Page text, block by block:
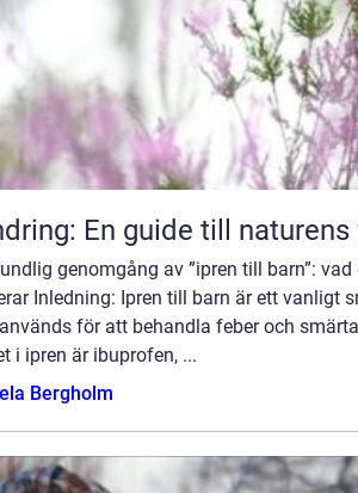
En guide till
genomgång av ”ipren till barn”:
Inledning: Ipren till barn är ett vanligt
för att behandla feber och
i ipren är ibuprofen, ...
Bergholm